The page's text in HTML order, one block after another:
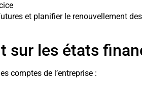
et planifier le renouvellement des
sur les états
comptes de l’entreprise :